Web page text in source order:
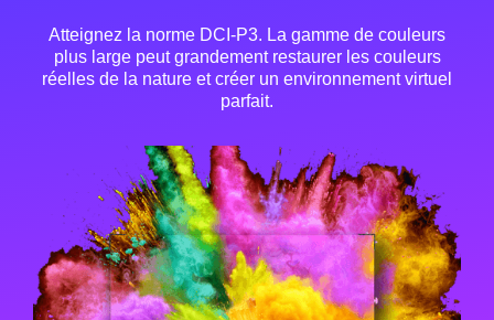
Atteignez la norme DCI-P3. La gamme de couleurs
plus large peut grandement restaurer les couleurs
réelles de la nature et créer un environnement virtuel
parfait.